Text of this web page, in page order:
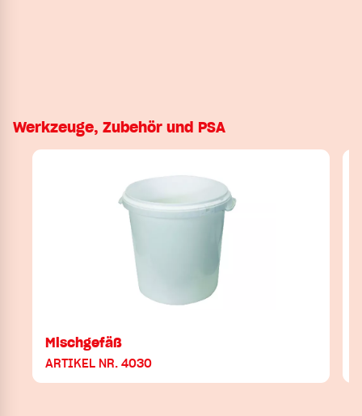
Werkzeuge, Zubehör und PSA
Mischgefäß
ARTIKEL NR. 4030